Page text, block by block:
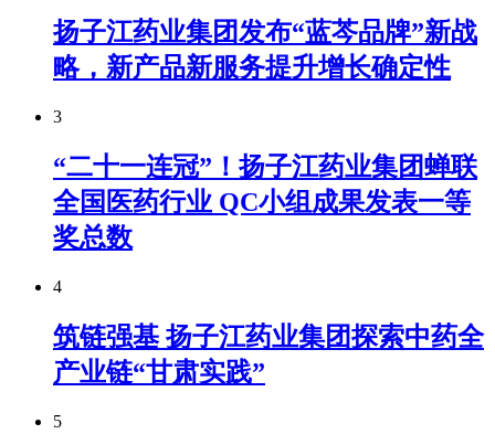
扬子江药业集团发布“蓝芩品牌”新战
略，新产品新服务提升增长确定性
3
“二十一连冠”！扬子江药业集团蝉联
全国医药行业 QC小组成果发表一等
奖总数
4
筑链强基 扬子江药业集团探索中药全
产业链“甘肃实践”
5